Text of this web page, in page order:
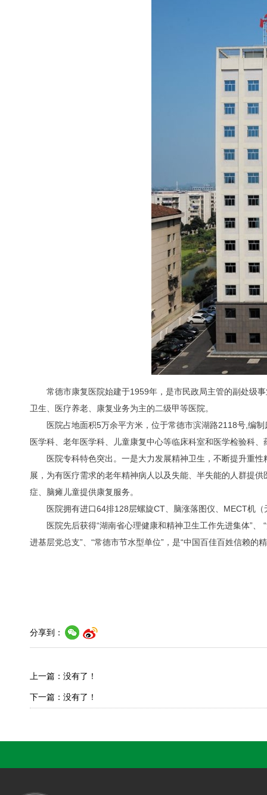
常德市康复医院始建于1959年，是市民政局主管的副处级
卫生、医疗养老、康复业务为主的二级甲等医院。
医院占地面积5万余平方米，位于常德市滨湖路2118号,编
医学科、老年医学科、儿童康复中心等临床科室和医学检验科、
医院专科特色突出。一是大力发展精神卫生，不断提升重
展，为有医疗需求的老年精神病人以及失能、半失能的人群提
症、脑瘫儿童提供康复服务。
医院拥有进口64排128层螺旋CT、脑涨落图仪、MECT机
医院先后获得“湖南省心理健康和精神卫生工作先进集体”、
进基层党总支”、“常德市节水型单位”，是“中国百佳百姓信赖的
分享到：
上一篇：没有了！
下一篇：没有了！